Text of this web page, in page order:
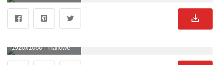
1920x1080 - Halloween Eichhörnchen HD Hintergrundbild Herunterladen. Eichhornchen HintergrundbildHD 1080p .